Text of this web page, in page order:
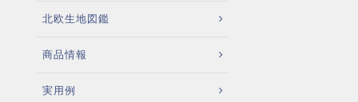
北欧生地図鑑
商品情報
実用例